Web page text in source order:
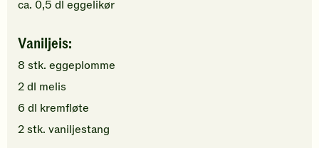
ca. 0,5 dl eggelikør
Vaniljeis:
8 stk. eggeplomme
2dl melis
6 dl kremfløte
2stk. vaniljestang